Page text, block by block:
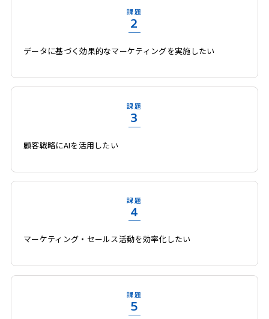
課題
2
データに基づく効果的なマーケティングを実施したい
課題
3
顧客戦略にAIを活用したい
課題
4
マーケティング・セールス活動を効率化したい
課題
5